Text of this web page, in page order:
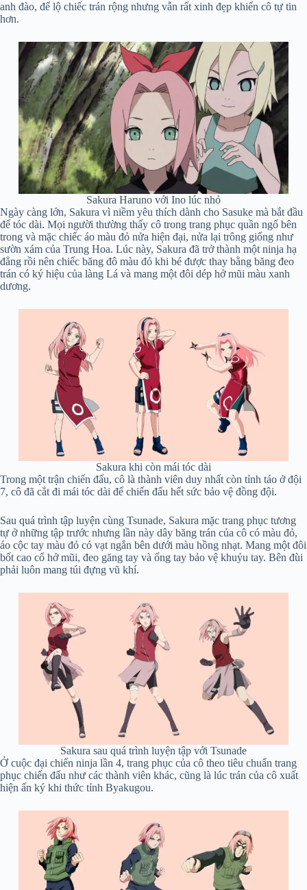
anh đào, để lộ chiếc trán rộng nhưng vẫn rất xinh đẹp khiến cô tự tin
hơn.
Sakura Haruno với Ino lúc nhỏ
Ngày càng lớn, Sakura vì niềm yêu thích dành cho Sasuke mà bắt đầu
để tóc dài. Mọi người thường thấy cô trong trang phục quần ngố bên
trong và mặc chiếc áo màu đỏ nửa hiện đại, nửa lại trông giống như
sườn xám của Trung Hoa. Lúc này, Sakura đã trở thành một ninja hạ
đẳng rồi nên chiếc băng đô màu đỏ khi bé được thay bằng băng đeo
trán có ký hiệu của làng Lá và mang một đôi dép hở mũi màu xanh
dương.
Sakura khi còn mái tóc dài
Trong một trận chiến đấu, cô là thành viên duy nhất còn tỉnh táo ở đội
7, cô đã cắt đi mái tóc dài để chiến đấu hết sức bảo vệ đồng đội.
Sau quá trình tập luyện cùng Tsunade, Sakura mặc trang phục tương
tự ở những tập trước nhưng lần này dây băng trán của cô có màu đỏ,
áo cộc tay màu đỏ có vạt ngắn bên dưới màu hồng nhạt. Mang một đôi
bốt cao cổ hở mũi, đeo găng tay và ống tay bảo vệ khuỷu tay. Bên đùi
phải luôn mang túi đựng vũ khí.
Sakura sau quá trình luyện tập với Tsunade
Ở cuộc đại chiến ninja lần 4, trang phục của cô theo tiêu chuẩn trang
phục chiến đấu như các thành viên khác, cũng là lúc trán của cô xuất
hiện ấn ký khi thức tỉnh Byakugou.